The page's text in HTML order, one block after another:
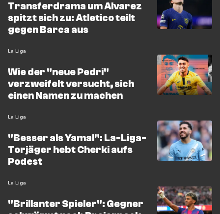
Transferdrama um Alvarez
spitzt sich zu: Atletico teilt
gegen Barca aus
La Liga
Wie der "neue Pedri"
verzweifelt versucht, sich
einen Namen zu machen
La Liga
"Besser als Yamal": La-Liga-
Torjäger hebt Cherki aufs
Podest
La Liga
"Brillanter Spieler": Gegner